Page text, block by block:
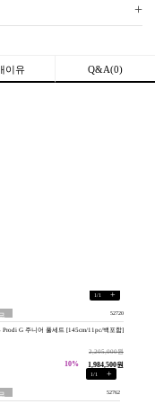
+
이유 Q&A(0)
1/1 +
52720
Prodi G 주니어 풀세트 [145cm/11pc/백포함]
2,205,000원
10% 1,984,500원
1/1 +
52762